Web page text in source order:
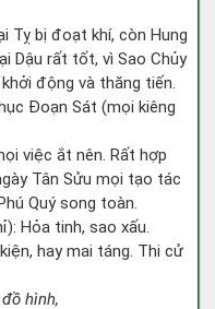
Tỵ bị đoạt khí, còn Hung
Dậu rất tốt, vì Sao Chủy
động và thăng tiến.
Đoạn Sát (mọi kiêng
việc ắt nên. Rất hợp
Tân Sửu mọi tạo tác
Quý song toàn.
Hỏa tinh, sao xấu.
hay mai táng. Thi cử
hình,